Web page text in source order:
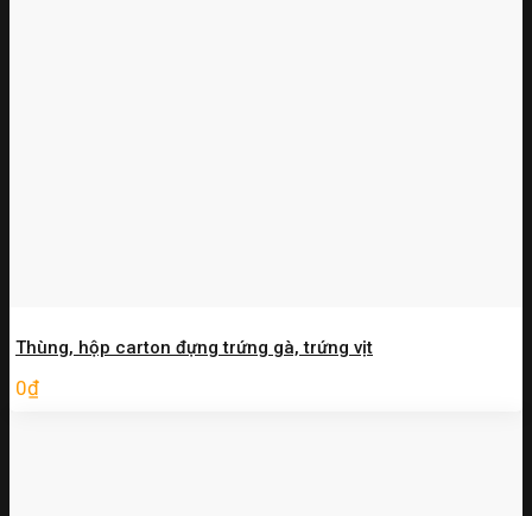
Thùng, hộp carton đựng trứng gà, trứng vịt
0₫